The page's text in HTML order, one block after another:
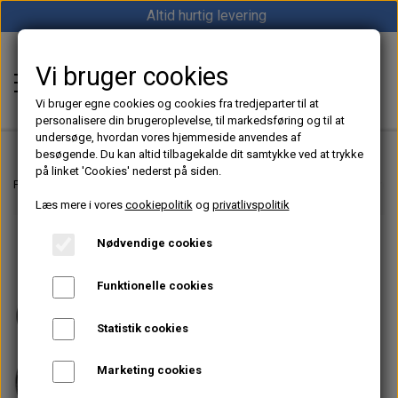
Altid hurtig levering
Shop12volt
Hjem
Autoterm dieselfyr
1852 Diesel Bådvarmer
Strøm
Vind/Sol
Forside
Vi bruger cookies
Vi bruger egne cookies og cookies fra tredjeparter til at
personalisere din brugeroplevelse, til markedsføring og til at
undersøge, hvordan vores hjemmeside anvendes af
besøgende. Du kan altid tilbagekalde dit samtykke ved at trykke
på linket 'Cookies' nederst på siden.
Læs mere i vores cookiepolitikog privatlivspolitik
Nødvendige cookies
Funktionelle cookies
Statistik cookies
Marketing cookies